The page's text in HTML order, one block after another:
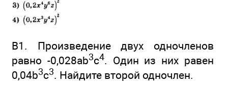
В1. Произведение двух одночленов
равно -0,028аb3c4. Один из них равен
0,04b3с3. Найдите второй одночлен.